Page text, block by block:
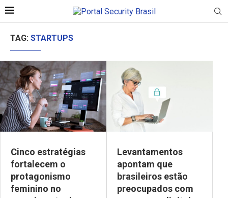
TAG: STARTUPS
Cinco estratégias
fortalecem o
protagonismo
feminino no
Levantamentos
apontam que
brasileiros estão
preocupados com